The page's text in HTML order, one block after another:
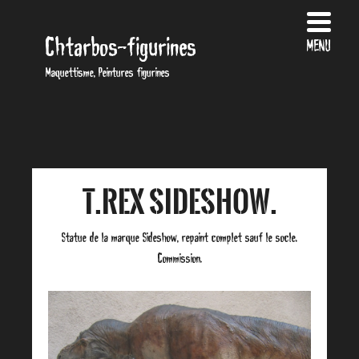
Chtarbos-figurines
Maquettisme, Peintures figurines
T.Rex Sideshow.
Statue de la marque Sideshow, repaint complet sauf le socle.
Commission.
MENU